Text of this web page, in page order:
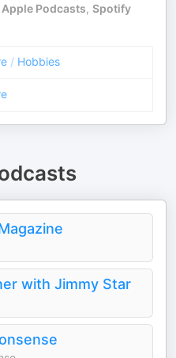
Apple Podcasts, Spotify
/ Hobbies
with Jimmy Star